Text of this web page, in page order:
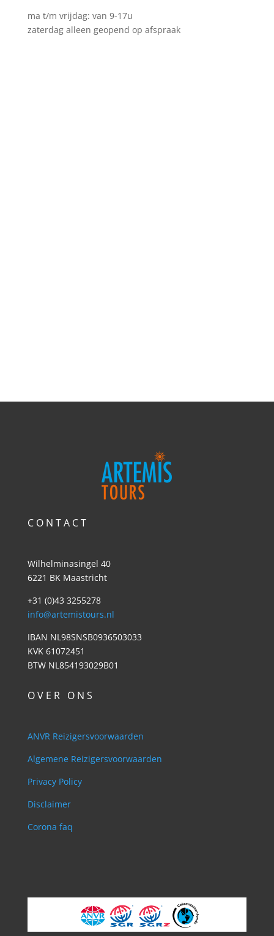
ma t/m vrijdag: van 9-17u
zaterdag alleen geopend op afspraak
C O N T A C T
Wilhelminasingel 40
6221 BK Maastricht
+31 (0)43 3255278
info@artemistours.nl
IBAN NL98SNSB0936503033
KVK 61072451
BTW NL854193029B01
O V E R O N S
ANVR Reizigersvoorwaarden
Algemene Reizigersvoorwaarden
Privacy Policy
Disclaimer
Corona faq